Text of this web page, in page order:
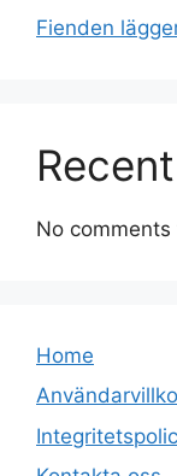
Fienden
No comments
Home